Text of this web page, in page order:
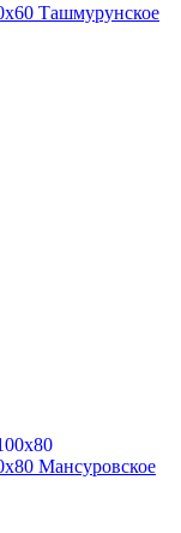
Ташмурунское
Мансуровское